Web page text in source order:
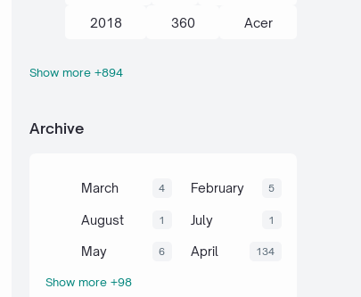
2018 360 Acer
action kamera
akhir tahun akuntansi
al-quran hadits alami alat
aljabar Alkana amalan
Anaerob
Show more +894
Archive
March 4 February 5
August 1 July 1
May 6 April 134
Show more +98